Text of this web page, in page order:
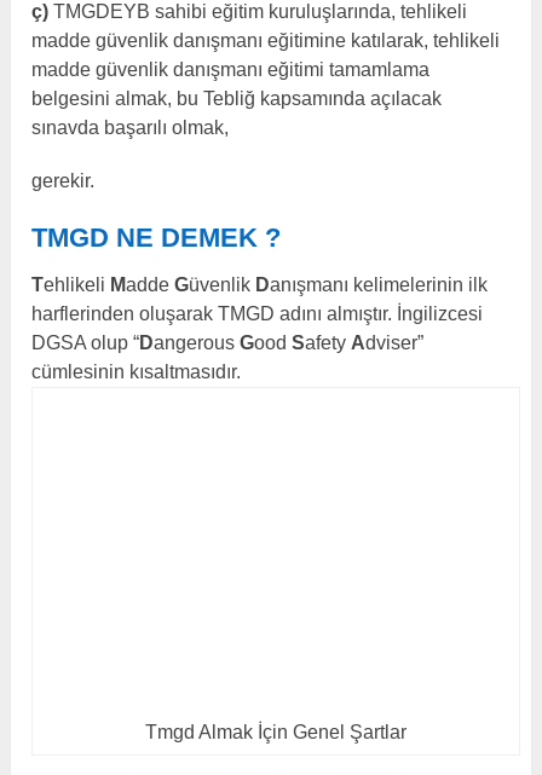
ç) TMGDEYB sahibi eğitim kuruluşlarında, tehlikeli
madde güvenlik danışmanı eğitimine katılarak, tehlikeli
madde güvenlik danışmanı eğitimi tamamlama
belgesini almak, bu Tebliğ kapsamında açılacak
sınavda başarılı olmak,
gerekir.
TMGD NE DEMEK ?
Tehlikeli MaddeGüvenlik Danışmanı kelimelerinin ilk
harflerinden oluşarak TMGD adını almıştır. İngilizcesi
DGSA olup “DangerousGoodSafety Adviser”
cümlesinin kısaltmasıdır.
Tmgd Almak İçin Genel Şartlar